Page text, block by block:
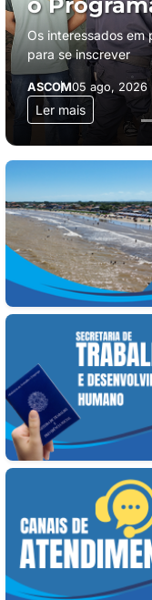
Cronograma foi
registrar denúncias
descumprimento das
ASCOM05 ago, 2026
Ler mais